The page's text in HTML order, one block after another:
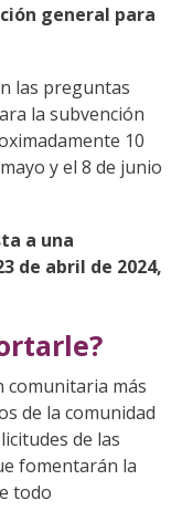
general para
las preguntas
la subvención
10
y el 8 de junio
a una
de abril de 2024,
comunitaria más
de la comunidad
de las
fomentarán la
todo